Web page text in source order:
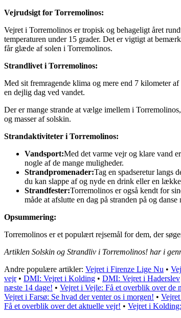
Vejrudsigt for Torremolinos:
Vejret i Torremolinos er tropisk og behageligt året
temperaturen under 15 grader. Det er vigtigt at
får glæde af solen i Torremolinos.
Strandlivet i Torremolinos:
Med sit fremragende klima og mere end 7 kilometer
en dejlig dag ved vandet.
Der er mange strande at vælge imellem i
og masser af solskin.
Strandaktiviteter i Torremolinos:
Vandsport:Med det varme vejr og klare vand
nogle af de mange muligheder.
Strandpromenader:Tag en spadseretur langs
du kan slappe af og nyde en drink eller en
Strandfester:Torremolinos er også kendt for
måde at afslutte en dag på stranden på og
Opsummering:
Torremolinos er et populært rejsemål for dem, der
Artiklen Solskin og Strandliv i Torremolinos! har i
Andre populære artikler: Vejret i Firenze Lige Nu •
vejr• DMI: Vejret i Kolding • DMI: Vejret i Haderslev
næste 14 dage! • Vejret i Vejle: Få et overblik over de
Vejret i Farsø: Se hvad der venter os i morgen! •
Få et overblik over det aktuelle vejr! • Vejret i